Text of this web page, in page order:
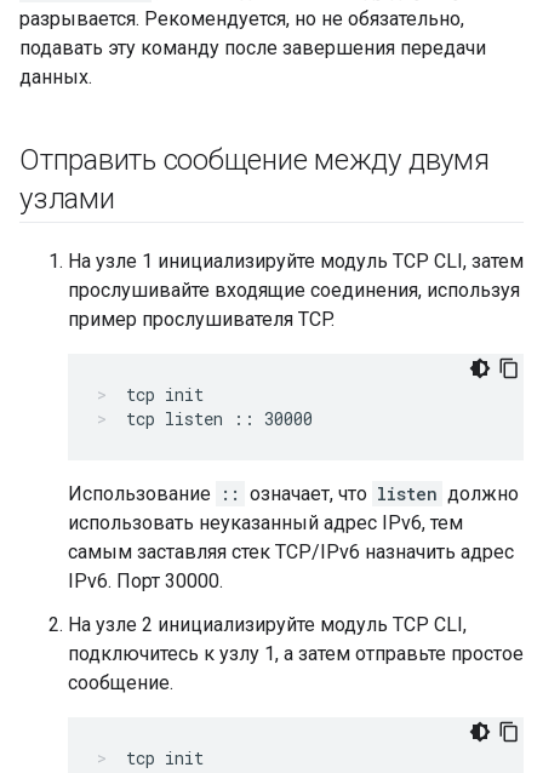
разрывается. Рекомендуется, но не обязательно,
подавать эту команду после завершения передачи
данных.
Отправить сообщение между двумя
узлами
На узле 1 инициализируйте модуль TCP CLI, затем
прослушивайте входящие соединения, используя
пример прослушивателя TCP.
tcp init
tcp listen :: 30000
Использование :: означает, что listen должно
использовать неуказанный адрес IPv6, тем
самым заставляя стек TCP/IPv6 назначить адрес
IPv6. Порт 30000.
На узле 2 инициализируйте модуль TCP CLI,
подключитесь к узлу 1, а затем отправьте простое
сообщение.
tcp init